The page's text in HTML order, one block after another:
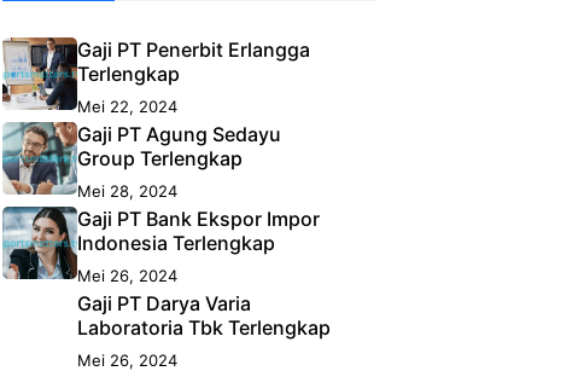
Gaji PT Penerbit Erlangga
Terlengkap
Mei 22, 2024
Gaji PT Agung Sedayu
Group Terlengkap
Mei 28, 2024
Gaji PT Bank Ekspor Impor
Indonesia Terlengkap
Mei 26, 2024
Gaji PT Darya Varia
Laboratoria Tbk Terlengkap
Mei 26, 2024